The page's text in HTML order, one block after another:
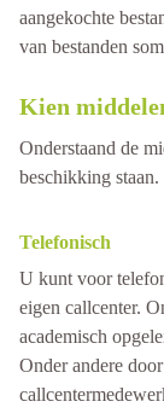
aangekochte
van bestanden
Kien
Onderstaand de
beschikking staan.
Telefonisch
U kunt voor
eigen callcenter.
academisch
Onder andere